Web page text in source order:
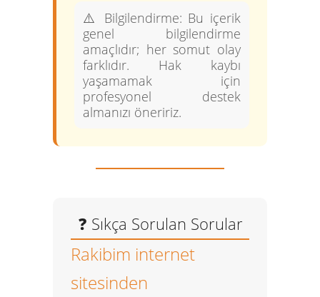
⚠️ Bilgilendirme: Bu içerik
genel bilgilendirme
amaçlıdır; her somut olay
farklıdır. Hak kaybı
yaşamamak için
profesyonel destek
almanızı öneririz.
❓ Sıkça Sorulan Sorular
Rakibim internet
sitesinden